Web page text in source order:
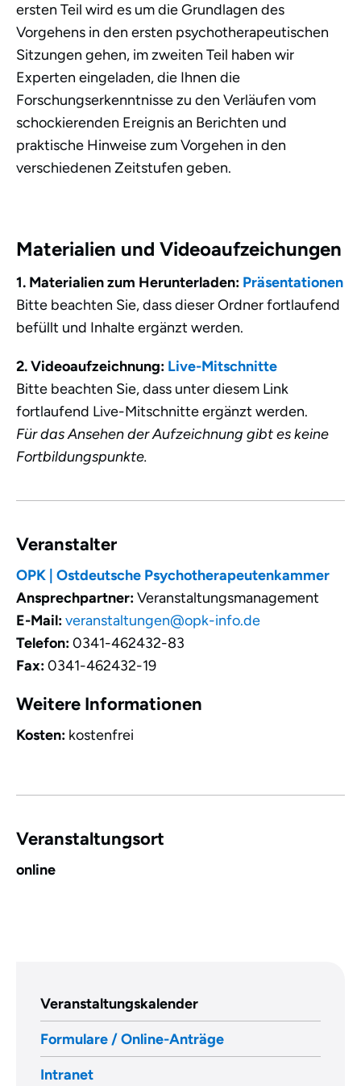
ersten Teil wird es um die Grundlagen des
Vorgehens in den ersten psychotherapeutischen
Sitzungen gehen, im zweiten Teil haben wir
Experten eingeladen, die Ihnen die
Forschungserkenntnisse zu den Verläufen vom
schockierenden Ereignis an Berichten und
praktische Hinweise zum Vorgehen in den
verschiedenen Zeitstufen geben.
Materialien und Videoaufzeichungen
1. Materialien zum Herunterladen: Präsentationen
Bitte beachten Sie, dass dieser Ordner fortlaufend
befüllt und Inhalte ergänzt werden.
2. Videoaufzeichnung: Live-Mitschnitte
Bitte beachten Sie, dass unter diesem Link
fortlaufend Live-Mitschnitte ergänzt werden.
Für das Ansehen der Aufzeichnung gibt es keine
Fortbildungspunkte.
Veranstalter
OPK | Ostdeutsche Psychotherapeutenkammer
Ansprechpartner:Veranstaltungsmanagement
E-Mail:veranstaltungen@opk-info.de
Telefon:0341-462432-83
Fax:0341-462432-19
Weitere Informationen
Kosten: kostenfrei
Veranstaltungsort
online
Veranstaltungskalender
Formulare / Online-Anträge
Intranet